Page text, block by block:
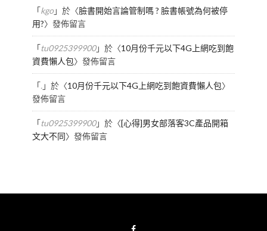
「kgo」於〈臉書開始言論管制嗎 ? 臉書帳號為何被停
用?〉發佈留言
「tu0925399900」於〈10月份千元以下4G上網吃到飽
資費懶人包〉發佈留言
「.」於〈10月份千元以下4G上網吃到飽資費懶人包〉
發佈留言
「tu0925399900」於〈[心得]男女部落客3C產品開箱
文大不同〉發佈留言